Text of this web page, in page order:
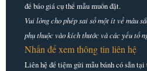
để báo giá cụ thể mẫu muốn đặt.
Vui lòng cho phép sai số một ít về màu
phụ thuộc vào kích thước và các yếu tố
Nhấn để xem thông tin liên hệ
Liên hệ để tiệm gửi mẫu bánh có sẵn tại